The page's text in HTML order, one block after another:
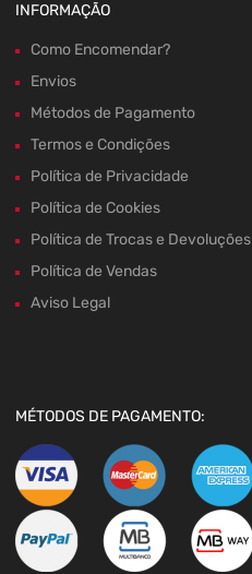
INFORMAÇÃO
Como Encomendar?
Envios
Métodos de Pagamento
Termos e Condições
Política de Privacidade
Política de Cookies
Política de Trocas e Devoluções
Política de Vendas
Aviso Legal
MÉTODOS DE PAGAMENTO: